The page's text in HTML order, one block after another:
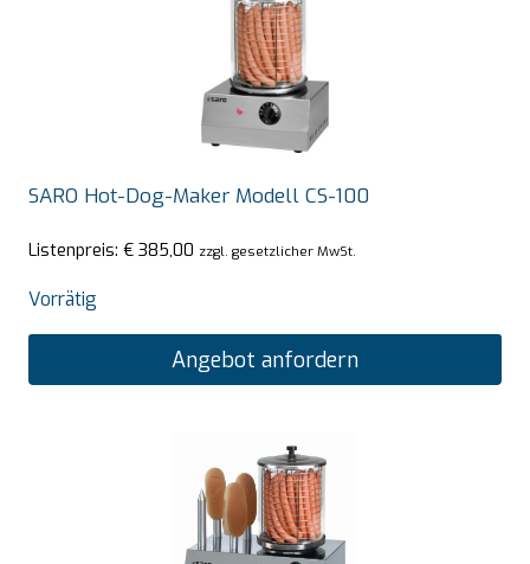
SARO Hot-Dog-Maker Modell CS-100
Listenpreis: € 385,00 zzgl. gesetzlicher MwSt.
Vorrätig
Angebot anfordern